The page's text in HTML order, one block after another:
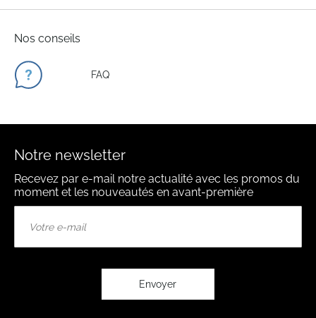
Nos conseils
FAQ
Notre newsletter
Recevez par e-mail notre actualité avec les promos du
moment et les nouveautés en avant-première
Envoyer